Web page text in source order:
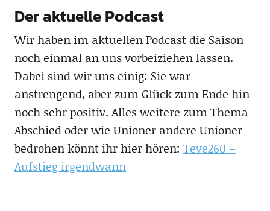
Der aktuelle Podcast
Wir haben im aktuellen Podcast die Saison
noch einmal an uns vorbeiziehen lassen.
Dabei sind wir uns einig: Sie war
anstrengend, aber zum Glück zum Ende hin
noch sehr positiv. Alles weitere zum Thema
Abschied oder wie Unioner andere Unioner
bedrohen könnt ihr hier hören: Teve260 –
Aufstieg irgendwann